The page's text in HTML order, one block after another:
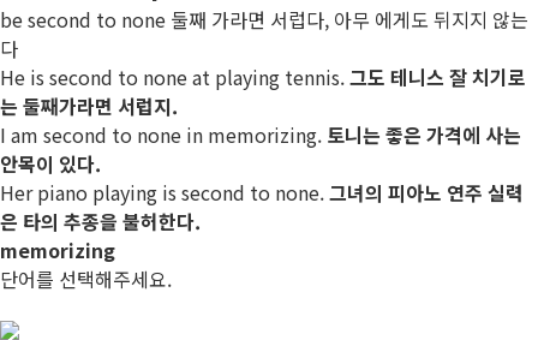
be second to none 둘째 가라면 서럽다, 아무 에게도 뒤지지 않는
다
He is second to noneat playing tennis.그도 테니스 잘 치기로
는 둘째가라면 서럽지.
I am second to none in memorizing. 토니는 좋은 가격에 사는
안목이 있다.
Her piano playing is second to none.그녀의 피아노 연주 실력
은 타의 추종을 불허한다.
memorizing
단어를 선택해주세요.